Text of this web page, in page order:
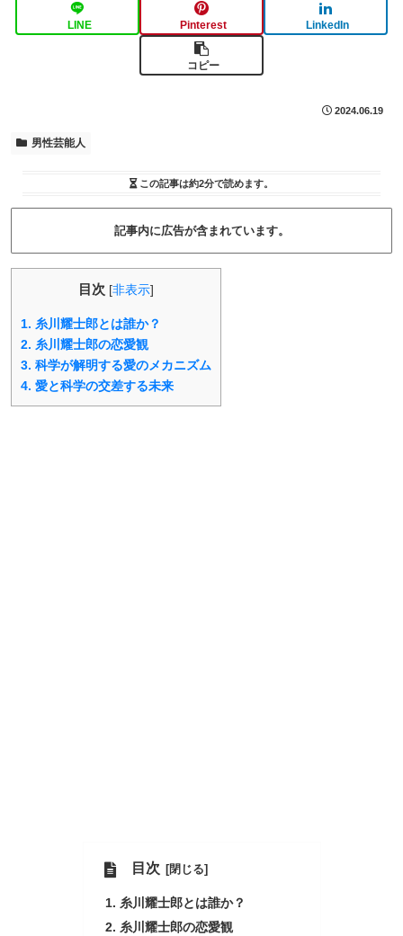
LINE Pinterest LinkedIn
コピー
2024.06.19
男性芸能人
この記事は約2分で読めます。
記事内に広告が含まれています。
目次 [非表示]
1. 糸川耀士郎とは誰か？
2. 糸川耀士郎の恋愛観
3. 科学が解明する愛のメカニズム
4. 愛と科学の交差する未来
目次
糸川耀士郎とは誰か？
糸川耀士郎の恋愛観